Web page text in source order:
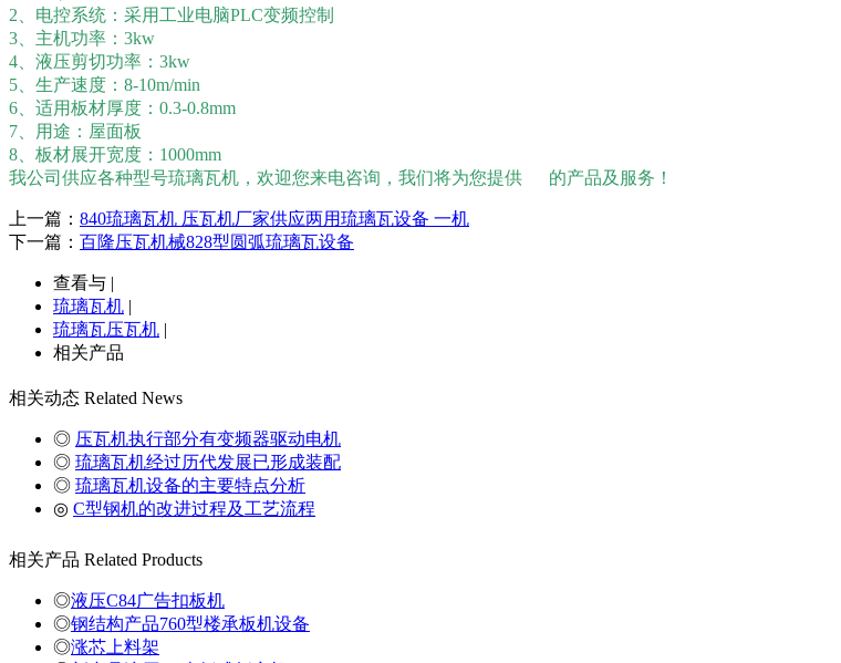
2、电控系统：采用工业电脑PLC变频控制
3、主机功率：3kw
4、液压剪切功率：3kw
5、生产速度：8-10m/min
6、适用板材厚度：0.3-0.8mm
7、用途：屋面板
8、板材展开宽度：1000mm
我公司供应各种型号琉璃瓦机，欢迎您来电咨询，我们将为您提供 的产品及服务！
上一篇： 840琉璃瓦机 压瓦机厂家供应两用琉璃瓦设备 一机
下一篇： 百隆压瓦机械828型圆弧琉璃瓦设备
查看与 |
琉璃瓦机 |
琉璃瓦压瓦机 |
相关产品
相关动态 Related News
◎ 压瓦机执行部分有变频器驱动电机
◎ 琉璃瓦机经过历代发展已形成装配
◎ 琉璃瓦机设备的主要特点分析
◎ C型钢机的改进过程及工艺流程
相关产品 Related Products
◎液压C84广告扣板机
◎钢结构产品760型楼承板机设备
◎涨芯上料架